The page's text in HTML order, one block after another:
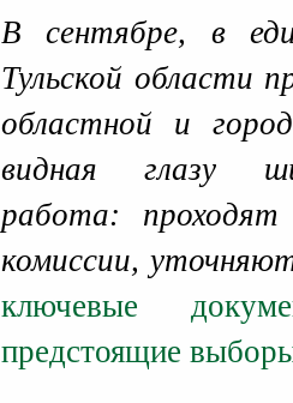
В сентябре, в
Тульской области
областной и
видная глазу
работа: проходят
комиссии,
ключевые
предстоящие